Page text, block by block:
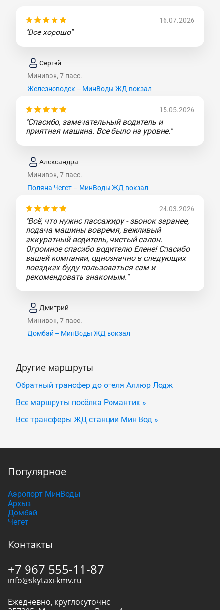
16.07.2026
"Все хорошо"
Сергей
Минивэн, 7 пасс.
Железноводск – МинВоды ЖД вокзал
15.05.2026
"Спасибо, замечательный водитель и
приятная машина. Все было на уровне."
Александра
Минивэн, 7 пасс.
Поляна Чегет – МинВоды ЖД вокзал
24.03.2026
"Всё, что нужно пассажиру - звонок заранее,
подача машины вовремя, вежливый
аккуратный водитель, чистый салон.
Огромное спасибо водителю Елене! Спасибо
вашей компании, однозначно в следующих
поездках буду пользоваться сам и
рекомендовать знакомым."
Дмитрий
Минивэн, 7 пасс.
Домбай – МинВоды ЖД вокзал
Другие маршруты
Обратный трансфер до отеля Аллюр Лодж
Все маршруты посёлка Романтик »
Все трансферы ЖД станции Мин Вод »
Популярное
Аэропорт МинВоды
Архыз
Домбай
Чегет
Контакты
+7 967 555-11-87
info@skytaxi-kmv.ru
Ежедневно, круглосуточно